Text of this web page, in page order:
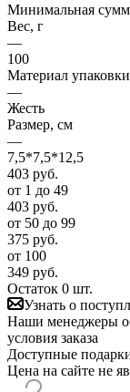
Минимальная
Вес, г
—
100
Материал упаковки
—
Жесть
Размер, см
—
7,5*7,5*12,5
403 руб.
от 1 до 49
403 руб.
от 50 до 99
375 руб.
от 100
349 руб.
Остаток 0 шт.
Узнать о
Наши менеджеры
условия заказа
Доступные
Цена на сайте не